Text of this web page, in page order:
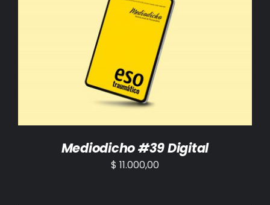
AÑADIR AL CARRITO /
Mediodicho #39 Digital
$ 11.000,00